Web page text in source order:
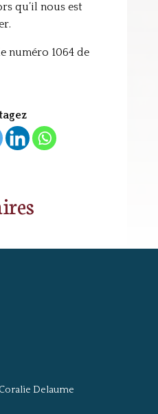
qu’il nous est
numéro 1064 de
Delaume